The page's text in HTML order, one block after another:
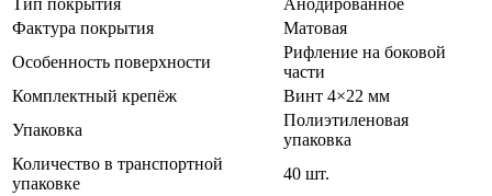
Фактура покрытия
Матовая
Особенность поверхности
Рифление на боковой
части
Комплектный крепёж
Винт 4×22 мм
Упаковка
Полиэтиленовая
упаковка
Количество в транспортной
упаковке
40 шт.